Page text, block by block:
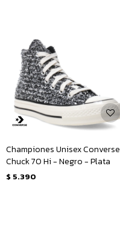
Championes Unisex Converse
Chuck 70 Hi - Negro - Plata
$ 5.390